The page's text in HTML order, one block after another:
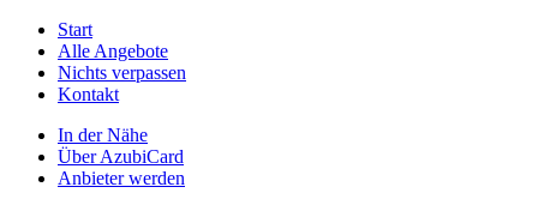
Start
Alle Angebote
Nichts verpassen
Kontakt
In der Nähe
Über AzubiCard
Anbieter werden